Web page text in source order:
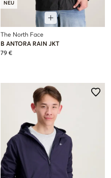
NEU
The North Face
B ANTORA RAIN JKT
79 €